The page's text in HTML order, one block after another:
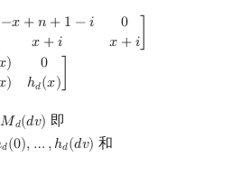
−𝑥 +𝑛 + 1 −𝑖
0
𝑥 +𝑖 𝑥 +𝑖
)
0
) ℎ𝑑(𝑥)
−i0 x+ ix +i] = fd (x d )
𝑀𝑑(𝑑𝑣)
(dv) 即
𝑑(0), … ,ℎ𝑑(𝑑𝑣)
d(0), …, h d(dv) 和